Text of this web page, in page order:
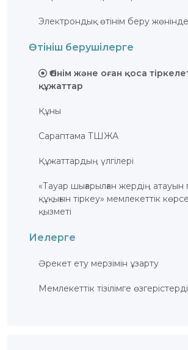
ЖАУАП
Электрондық өтінім беру
Өтініш берушілерге
Өтiнiм және оған қоса
құжаттар
Құны
Сараптама ТШЖА
Құжаттардың үлгілері
«Тауар шығарылған жердің
құқығын тіркеу» мемлекеттік
қызметі
Иелерге
Әрекет ету мерзімін ұзарту
Мемлекеттік тізілімге